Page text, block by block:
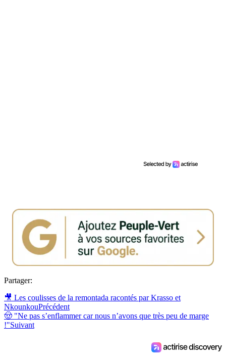
Partager:
🎥 Les coulisses de la remontada racontés par Krasso et
NkounkouPrécédent
🤠 "Ne pas s’enflammer car nous n’avons que très peu de marge
!"Suivant